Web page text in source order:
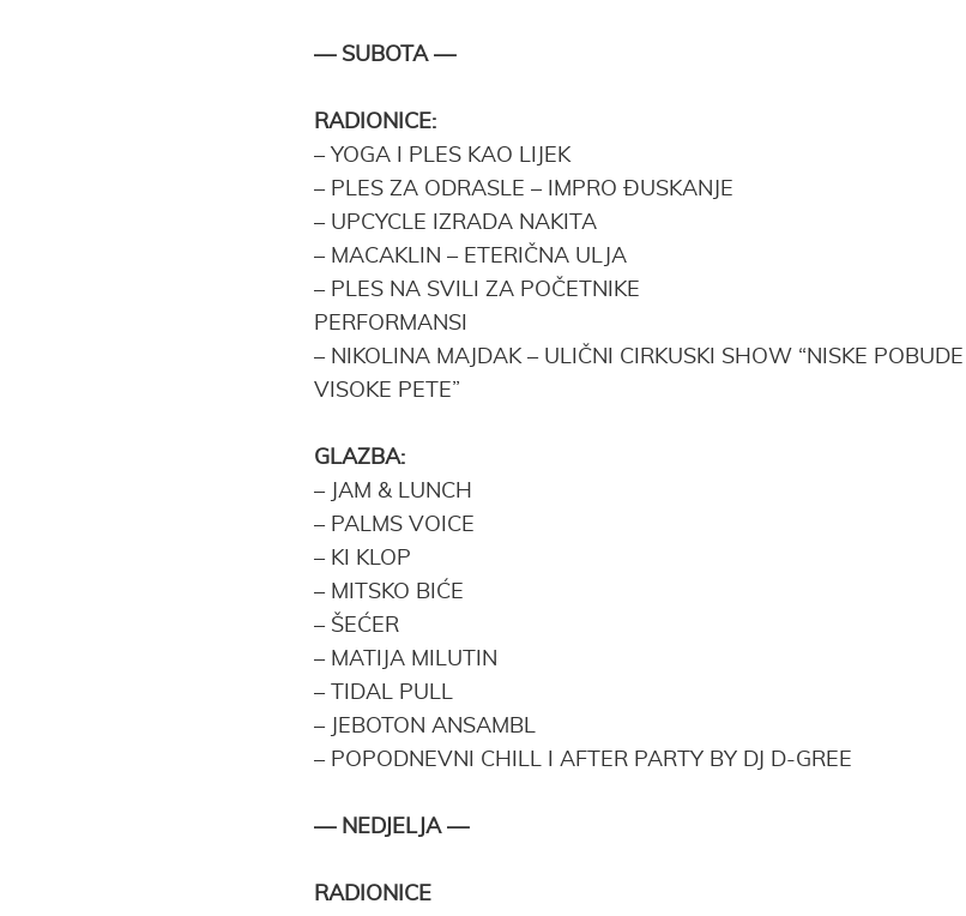
— SUBOTA —
RADIONICE:
– YOGA I PLES KAO LIJEK
– PLES ZA ODRASLE – IMPRO ĐUSKANJE
– UPCYCLE IZRADA NAKITA
– MACAKLIN – ETERIČNA ULJA
– PLES NA SVILI ZA POČETNIKE
PERFORMANSI
– NIKOLINA MAJDAK – ULIČNI CIRKUSKI SHOW “NISKE POBUDE I
VISOKE PETE”
GLAZBA:
– JAM & LUNCH
– PALMS VOICE
– KI KLOP
– MITSKO BIĆE
– ŠEĆER
– MATIJA MILUTIN
– TIDAL PULL
– JEBOTON ANSAMBL
– POPODNEVNI CHILL I AFTER PARTY BY DJ D-GREE
— NEDJELJA —
RADIONICE